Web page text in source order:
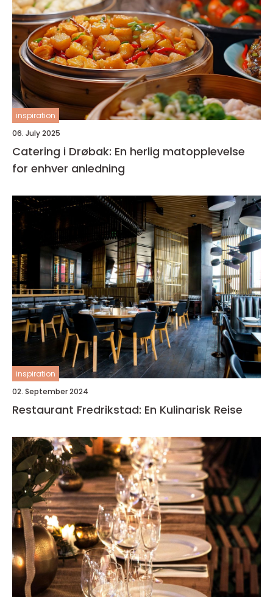
inspiration
06. July 2025
Catering i Drøbak: En herlig matopplevelse
for enhver anledning
inspiration
02. September 2024
Restaurant Fredrikstad: En Kulinarisk Reise